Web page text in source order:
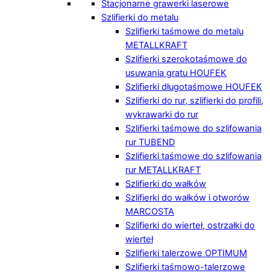
Stacjonarne grawerki laserowe
Szlifierki do metalu
Szlifierki taśmowe do metalu
METALLKRAFT
Szlifierki szerokotaśmowe do
usuwania gratu HOUFEK
Szlifierki długotaśmowe HOUFEK
Szlifierki do rur, szlifierki do profili,
wykrawarki do rur
Szlifierki taśmowe do szlifowania
rur TUBEND
Szlifierki taśmowe do szlifowania
rur METALLKRAFT
Szlifierki do wałków
Szlifierki do wałków i otworów
MARCOSTA
Szlifierki do wierteł, ostrzałki do
wierteł
Szlifierki talerzowe OPTIMUM
Szlifierki taśmowo-talerzowe